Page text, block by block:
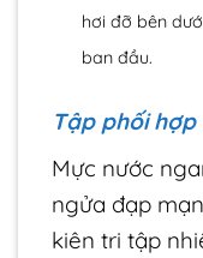
hơi đỡ bên
ban đầu.
Tập phối
Mực nước
ngửa đạp
kiên tri tập